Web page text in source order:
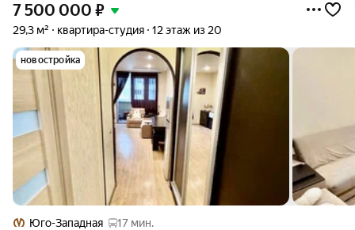
7 500 000 ₽
29,3 м² квартира-студия 12 этаж из 20
новостройка
Юго-Западная
17 мин.